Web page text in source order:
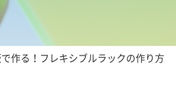
作る！フレキシブルラックの作り方